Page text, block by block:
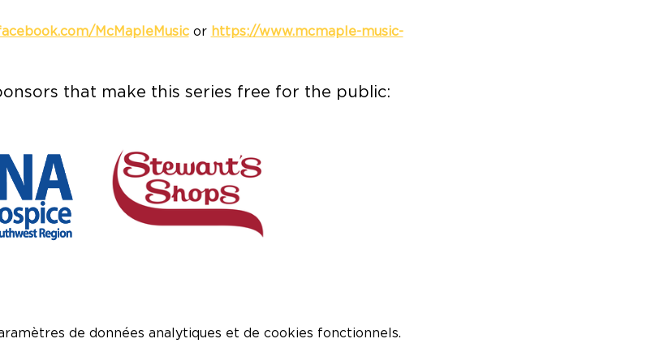
McMapleMusic or https://www.mcmaple-music-
that make this series free for the public:
de données analytiques et de cookies fonctionnels.